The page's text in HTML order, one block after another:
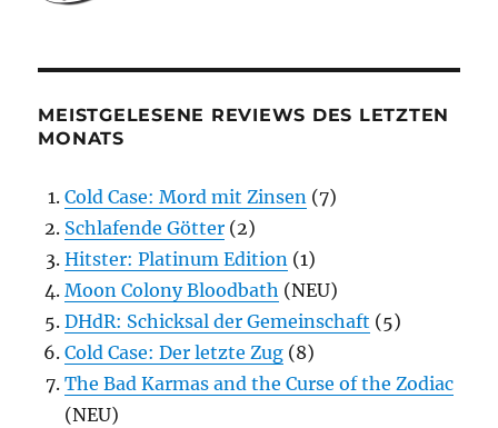
MEISTGELESENE REVIEWS DES LETZTEN
MONATS
Cold Case: Mord mit Zinsen (7)
Schlafende Götter (2)
Hitster: Platinum Edition (1)
Moon Colony Bloodbath (NEU)
DHdR: Schicksal der Gemeinschaft (5)
Cold Case: Der letzte Zug (8)
The Bad Karmas and the Curse of the Zodiac
(NEU)